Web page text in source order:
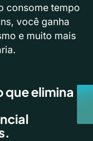
consome tempo
você ganha
e muito mais
que elimina